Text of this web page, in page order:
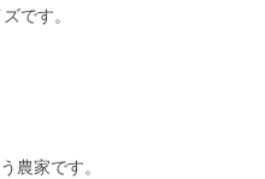
です。
農家です。